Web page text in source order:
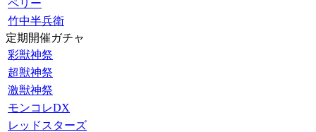
ペリー
竹中半兵衛
定期開催ガチャ
彩獣神祭
超獣神祭
激獣神祭
モンコレDX
レッドスターズ